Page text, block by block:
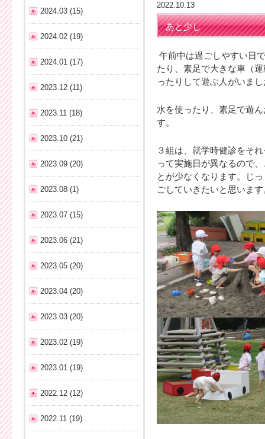
2022.10.13
あと少し
午前中は過ごしやすい日
たり、素足で大きな車（
ったりして遊ぶ人がいま
水を使ったり、素足で遊
す。
３組は、就学時健診をそ
って実施日が異なるので
とが少なくなります。じ
ごしていきたいと思います
2024.03 (15)
2024.02 (19)
2024.01 (17)
2023.12 (11)
2023.11 (18)
2023.10 (21)
2023.09 (20)
2023.08 (1)
2023.07 (15)
2023.06 (21)
2023.05 (20)
2023.04 (20)
2023.03 (20)
2023.02 (19)
2023.01 (19)
2022.12 (12)
2022.11 (19)